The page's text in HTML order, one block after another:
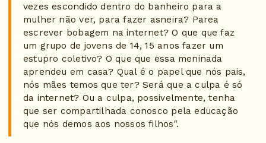
vezes escondido dentro do banheiro para a
mulher não ver, para fazer asneira? Parea
escrever bobagem na internet? O que que faz
um grupo de jovens de 14, 15 anos fazer um
estupro coletivo? O que que essa meninada
aprendeu em casa? Qual é o papel que nós pais,
nós mães temos que ter? Será que a culpa é só
da internet? Ou a culpa, possivelmente, tenha
que ser compartilhada conosco pela educação
que nós demos aos nossos filhos".